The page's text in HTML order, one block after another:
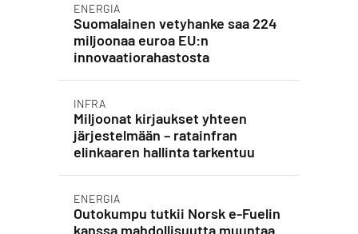
ENERGIA
Suomalainen vetyhanke saa 224
miljoonaa euroa EU:n
innovaatiorahastosta
INFRA
Miljoonat kirjaukset yhteen
järjestelmään – ratainfran
elinkaaren hallinta tarkentuu
ENERGIA
Outokumpu tutkii Norsk e-Fuelin
kanssa mahdollisuutta muuntaa